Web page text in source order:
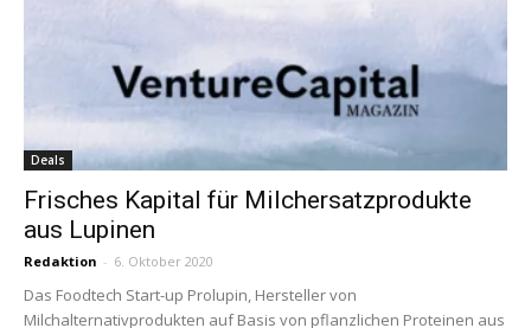
Deals
Frisches Kapital für Milchersatzprodukte
aus Lupinen
Redaktion - 6. Oktober 2020
Das Foodtech Start-up Prolupin, Hersteller von
Milchalternativprodukten auf Basis von pflanzlichen Proteinen aus